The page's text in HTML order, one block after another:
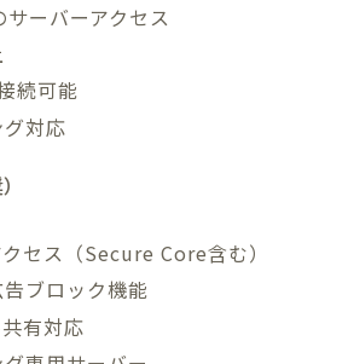
ーバーアクセス
続可能
対応
セス（Secure Core含む）
ブロック機能
有対応